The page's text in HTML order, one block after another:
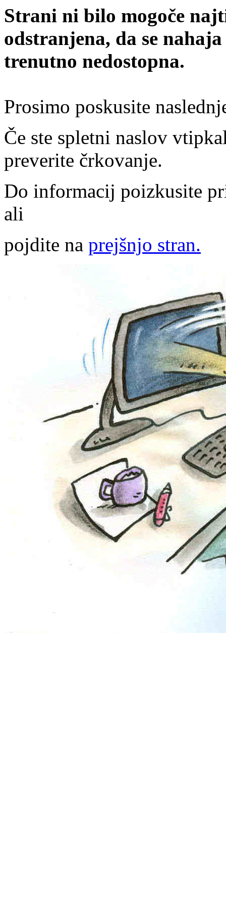
Strani ni bilo mogoče
odstranjena, da se
trenutno nedostopna.
Prosimo poskusite
Če ste spletni naslov
preverite črkovanje.
Do informacij poizkusite
ali
pojdite na prejšnjo stran.